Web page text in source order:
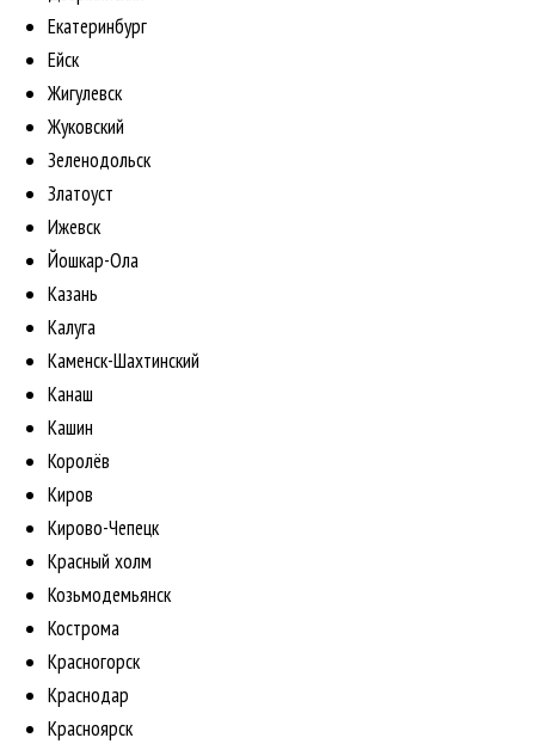
Екатеринбург
Ейск
Жигулевск
Жуковский
Зеленодольск
Златоуст
Ижевск
Йошкар-Ола
Казань
Калуга
Каменск-Шахтинский
Канаш
Кашин
Королёв
Киров
Кирово-Чепецк
Красный холм
Козьмодемьянск
Кострома
Красногорск
Краснодар
Красноярск